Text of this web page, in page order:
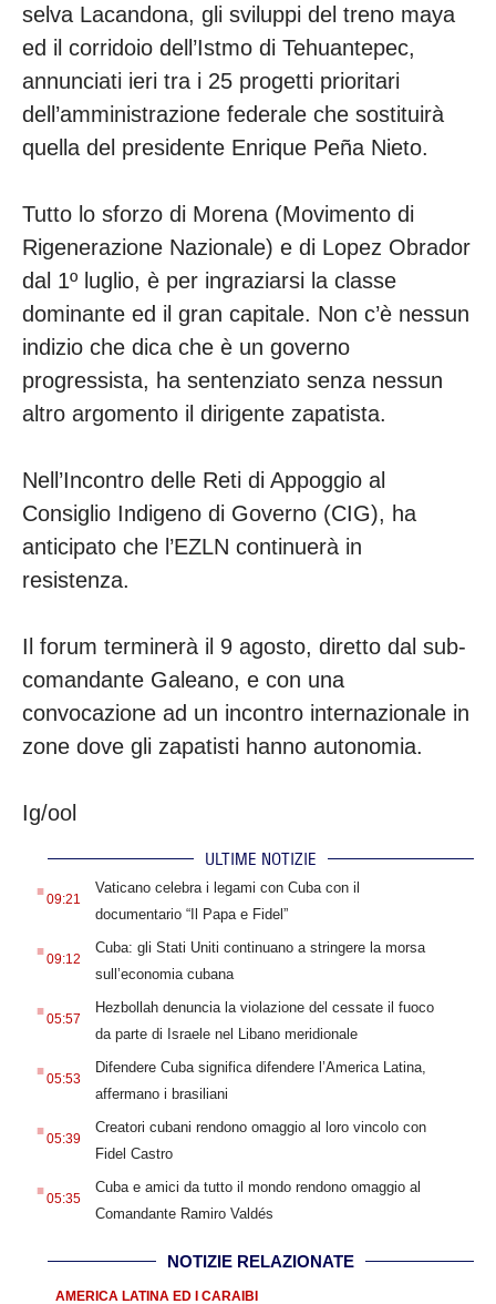
selva Lacandona, gli sviluppi del treno maya
ed il corridoio dell’Istmo di Tehuantepec,
annunciati ieri tra i 25 progetti prioritari
dell’amministrazione federale che sostituirà
quella del presidente Enrique Peña Nieto.
Tutto lo sforzo di Morena (Movimento di
Rigenerazione Nazionale) e di Lopez Obrador
dal 1º luglio, è per ingraziarsi la classe
dominante ed il gran capitale. Non c’è nessun
indizio che dica che è un governo
progressista, ha sentenziato senza nessun
altro argomento il dirigente zapatista.
Nell’Incontro delle Reti di Appoggio al
Consiglio Indigeno di Governo (CIG), ha
anticipato che l’EZLN continuerà in
resistenza.
Il forum terminerà il 9 agosto, diretto dal sub-
comandante Galeano, e con una
convocazione ad un incontro internazionale in
zone dove gli zapatisti hanno autonomia.
Ig/ool
ULTIME NOTIZIE
.09:21
Vaticano celebra i legami con Cuba con il
documentario “Il Papa e Fidel”
.09:12
Cuba: gli Stati Uniti continuano a stringere la morsa
sull’economia cubana
.05:57
Hezbollah denuncia la violazione del cessate il fuoco
da parte di Israele nel Libano meridionale
.05:53
Difendere Cuba significa difendere l’America Latina,
affermano i brasiliani
.05:39
Creatori cubani rendono omaggio al loro vincolo con
Fidel Castro
.05:35
Cuba e amici da tutto il mondo rendono omaggio al
Comandante Ramiro Valdés
NOTIZIE RELAZIONATE
AMERICA LATINA ED I CARAIBI